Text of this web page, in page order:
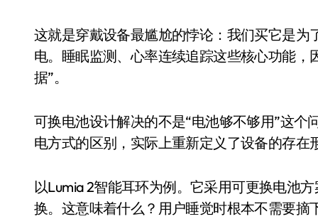
别再用汽车USB给MacBook充电了！
花钱买宝马，启动先看蜘蛛侠？”车
你的U盘格式对了吗？详解exFAT和
维修店最怕的“作死”操作：把手机塞
轻到忽略不计 大疆Mini 2S内录实测
从“卖电视”到“定规则”：海信拿下
这就是穿戴设备最尴尬的悖论：我们买它是
电。睡眠监测、心率连续追踪这些核心功能
据”。
可换电池设计解决的不是“电池够不够用”这个
电方式的区别，实际上重新定义了设备的存在
以Lumia 2智能耳环为例。它采用可更换电池
换。这意味着什么？用户睡觉时根本不需要